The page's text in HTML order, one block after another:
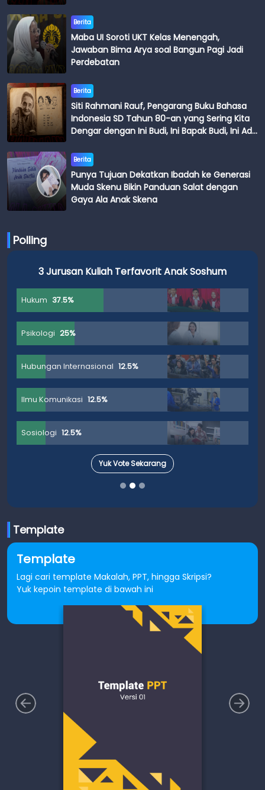
Berita
Maba UI Soroti UKT Kelas Menengah,
Jawaban Bima Arya soal Bangun Pagi Jadi
Perdebatan
Berita
Siti Rahmani Rauf, Pengarang Buku Bahasa
Indonesia SD Tahun 80-an yang Sering Kita
Dengar dengan Ini Budi, Ini Bapak Budi, Ini Adik
Berita
Punya Tujuan Dekatkan Ibadah ke Generasi
Muda Skenu Bikin Panduan Salat dengan
Gaya Ala Anak Skena
Polling
3 Jurusan Kuliah Terfavorit Anak Soshum
Hukum 37.5%
Psikologi 25%
Hubungan Internasional 12.5%
Ilmu Komunikasi 12.5%
Sosiologi 12.5%
Yuk Vote Sekarang
Template
Template
Lagi cari template Makalah, PPT, hingga Skripsi?
Yuk kepoin template di bawah ini